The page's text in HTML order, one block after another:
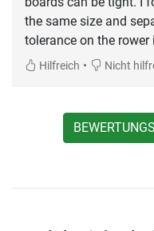
the same size and
tolerance on the rower
Hilfreich • Nicht